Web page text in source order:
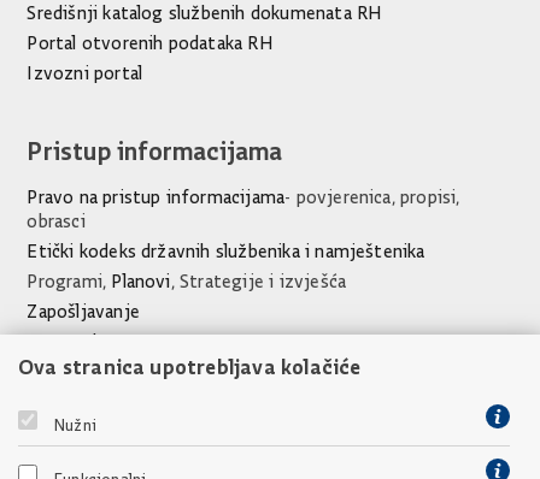
Središnji katalog službenih dokumenata RH
Portal otvorenih podataka RH
Izvozni portal
Pristup informacijama
Pravo na pristup informacijama- povjerenica, propisi,
obrasci
Etički kodeks državnih službenika i namještenika
Programi, Planovi, Strategije i izvješća
Zapošljavanje
Javna nabava
Financijski dokumenti Ureda
Poveznice
Vlada Republike Hrvatske
Ova stranica upotrebljava kolačiće
Nužni